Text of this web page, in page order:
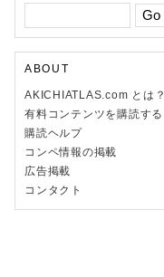
ABOUT
AKICHIATLAS.com とは？
有料コンテンツを購読する
購読ヘルプ
コンペ情報の掲載
広告掲載
コンタクト